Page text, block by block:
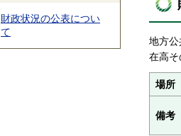
財政状況の公表につい
て
地方
在高そ
場所
備考